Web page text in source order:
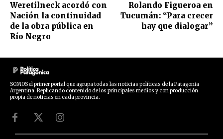
Weretilneck acordó con
Nación la continuidad
de la obra pública en
Río Negro
Rolando Figueroa en
Tucumán: “Para crecer
hay que dialogar”
SOMOS el primer portal que agrupa todas las noticias políticas de la Patagonia
Argentina. Replicando contenido de los principales medios y con producción
propia de noticias en cada provincia.